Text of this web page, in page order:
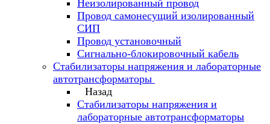
Неизолированный провод
Провод самонесущий изолированный
СИП
Провод установочный
Сигнально-блокировочный кабель
Стабилизаторы напряжения и лабораторные
автотрансформаторы
Назад
Стабилизаторы напряжения и
лабораторные автотрансформаторы